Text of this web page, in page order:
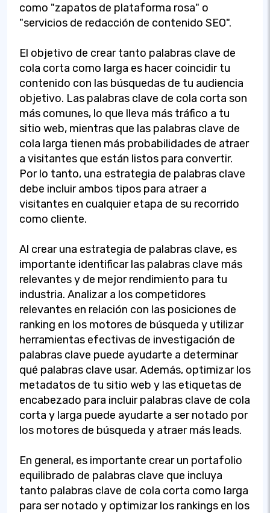
como "zapatos de plataforma rosa" o
"servicios de redacción de contenido SEO".
El objetivo de crear tanto palabras clave de
cola corta como larga es hacer coincidir tu
contenido con las búsquedas de tu audiencia
objetivo. Las palabras clave de cola corta son
más comunes, lo que lleva más tráfico a tu
sitio web, mientras que las palabras clave de
cola larga tienen más probabilidades de atraer
a visitantes que están listos para convertir.
Por lo tanto, una estrategia de palabras clave
debe incluir ambos tipos para atraer a
visitantes en cualquier etapa de su recorrido
como cliente.
Al crear una estrategia de palabras clave, es
importante identificar las palabras clave más
relevantes y de mejor rendimiento para tu
industria. Analizar a los competidores
relevantes en relación con las posiciones de
ranking en los motores de búsqueda y utilizar
herramientas efectivas de investigación de
palabras clave puede ayudarte a determinar
qué palabras clave usar. Además, optimizar los
metadatos de tu sitio web y las etiquetas de
encabezado para incluir palabras clave de cola
corta y larga puede ayudarte a ser notado por
los motores de búsqueda y atraer más leads.
En general, es importante crear un portafolio
equilibrado de palabras clave que incluya
tanto palabras clave de cola corta como larga
para ser notado y optimizar los rankings en los